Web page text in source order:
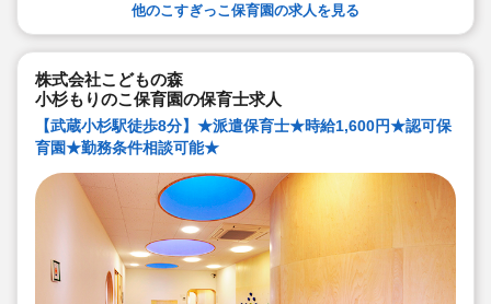
ったサポートに定評があります
他のこすぎっこ保育園の求人を見る
株式会社こどもの森
小杉もりのこ保育園の保育士求人
【武蔵小杉駅徒歩8分】★派遣保育士★時給1,600円★認可保
育園★勤務条件相談可能★